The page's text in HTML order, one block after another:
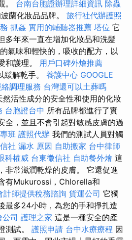
。 台南台胞證辦理詳細資訊 除蟲
蘭化妝品品牌。 旅行社代辦護照
抓姦 實用的輔聽器推薦 塔位 它
多年來一直在增加化妝品和洗髮
氣味和輕快的，吸收的配方，以
和護理。 用戶口碑外燴推薦
解乾手。 養護中心 GOOGLE
調理服務 台灣還可以土葬嗎
活性成分的安全性和使用的化妝
台胞證台中 所有品牌都進行了實
全，並且不會引起對敏感皮膚的過
班 護照代辦 我們的測試人員對觸
社 漏水 原因 自助搬家 台中律師
科權威 台東徵信社 自助餐外燴 這
非常滋潤乾燥的皮膚。 它還促進
有Mukurossi，Chlorella和
計師提供稅務諮詢 貨運公司 它獨
最多24小時，為您的手和掙扎造
公司 護理之家 這是一種安全的產
測試。 護照申請 台中水療療程 因